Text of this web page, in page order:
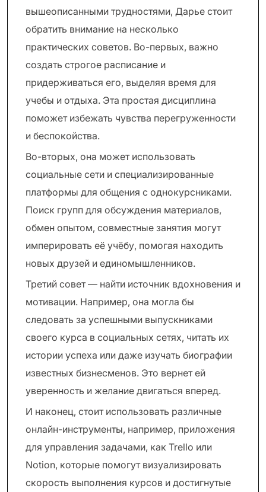
вышеописанными трудностями, Дарье стоит
обратить внимание на несколько
практических советов. Во-первых, важно
создать строгое расписание и
придерживаться его, выделяя время для
учебы и отдыха. Эта простая дисциплина
поможет избежать чувства перегруженности
и беспокойства.
Во-вторых, она может использовать
социальные сети и специализированные
платформы для общения с однокурсниками.
Поиск групп для обсуждения материалов,
обмен опытом, совместные занятия могут
империровать её учёбу, помогая находить
новых друзей и единомышленников.
Третий совет — найти источник вдохновения и
мотивации. Например, она могла бы
следовать за успешными выпускниками
своего курса в социальных сетях, читать их
истории успеха или даже изучать биографии
известных бизнесменов. Это вернет ей
уверенность и желание двигаться вперед.
И наконец, стоит использовать различные
онлайн-инструменты, например, приложения
для управления задачами, как Trello или
Notion, которые помогут визуализировать
скорость выполнения курсов и достигнутые